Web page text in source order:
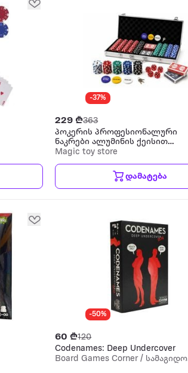
-37%
229 ₾363
პოკერის პროფესიონალური
ნაკრები ალუმინის ქეისით
წარწერით
Magic toy store
დამატება
-50%
60 ₾120
Codenames: Deep Undercover
Board Games Corner / სამაგიდო